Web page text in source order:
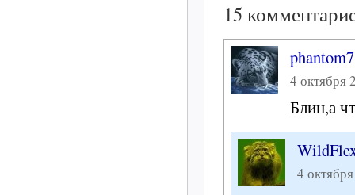
15
phantom7
4 октября
Блин,а
4